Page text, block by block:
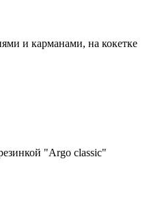
и карманами, на кокетке
"Argo classic"